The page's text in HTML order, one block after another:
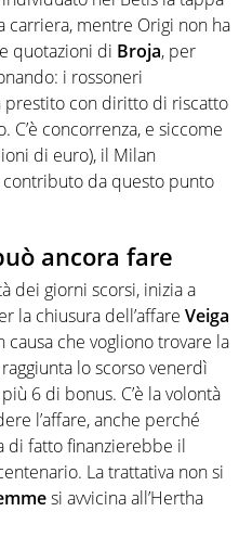
mentre Origi non ha
quotazioni di Broja, per
i rossoneri
prestito con diritto di riscatto
C’è concorrenza, e siccome
di euro), il Milan
da questo punto
ancora fare
dei giorni scorsi, inizia a
la chiusura dell’affare Veiga
che vogliono trovare la
lo scorso venerdì
6 di bonus. C’è la volontà
l’affare, anche perché
di fatto finanzierebbe il
La trattativa non si
si avvicina all’Hertha